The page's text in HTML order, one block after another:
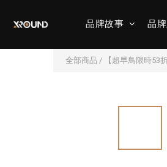
品牌故事 品
全部商品 / 【超早鳥限時53